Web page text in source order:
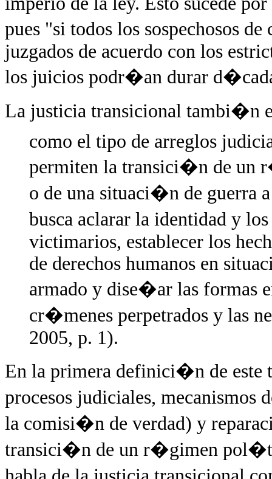
pues "si todos los sospechosos
juzgados de acuerdo con los
los juicios podr�an durar
La justicia transicional tambi�n
como el tipo de arreglos
permiten la transici�n de un
o de una situaci�n de guerra
busca aclarar la identidad y
victimarios, establecer los
de derechos humanos en
armado y dise�ar las formas
cr�menes perpetrados y las
2005, p. 1).
En la primera definici�n de este
procesos judiciales, mecanismos
la comisi�n de verdad) y
transici�n de un r�gimen